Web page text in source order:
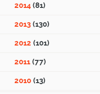
2014 (81)
2013 (130)
2012 (101)
2011 (77)
2010 (13)